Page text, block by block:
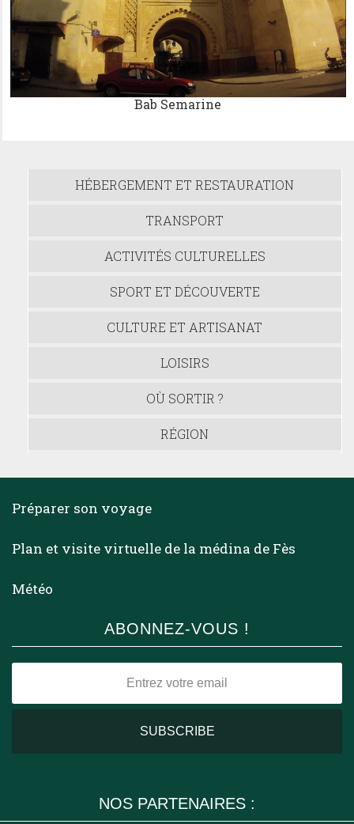
Bab Semarine
HÉBERGEMENT ET RESTAURATION
TRANSPORT
ACTIVITÉS CULTURELLES
SPORT ET DÉCOUVERTE
CULTURE ET ARTISANAT
LOISIRS
OÙ SORTIR ?
RÉGION
Préparer son voyage
Plan et visite virtuelle de la médina de Fès
Météo
ABONNEZ-VOUS !
NOS PARTENAIRES :